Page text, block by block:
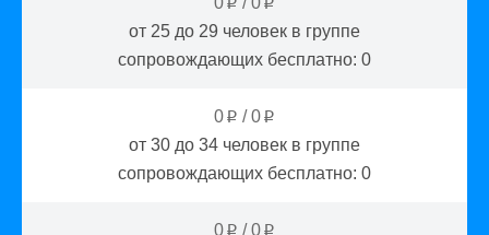
от 25 до 29 человек в группе
сопровождающих бесплатно: 0
0 p /0 p
от 30 до 34 человек в группе
сопровождающих бесплатно: 0
0 p /0 p